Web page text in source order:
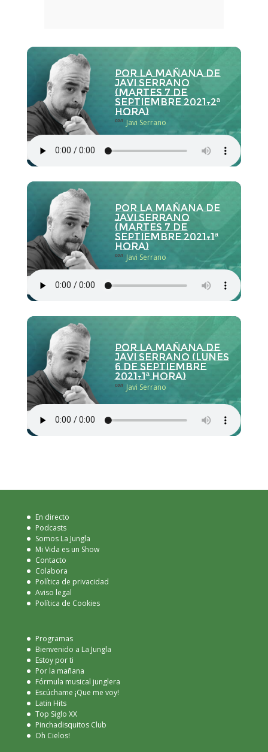
Por la Mañana de
Javi Serrano
(martes 7 de
septiembre 2021-2ª
hora)
con Javi Serrano
Por la Mañana de
Javi Serrano
(martes 7 de
septiembre 2021-1ª
hora)
con Javi Serrano
Por la Mañana de
Javi Serrano (lunes
6 de septiembre
2021-1ª hora)
con Javi Serrano
En directo
Podcasts
Somos La Jungla
Mi Vida es un Show
Contacto
Colabora
Política de privacidad
Aviso legal
Política de Cookies
Programas
Bienvenido a La Jungla
Estoy por ti
Por la mañana
Fórmula musical junglera
Escúchame ¡Que me voy!
Latin Hits
Top Siglo XX
Pinchadisquitos Club
Oh Cielos!